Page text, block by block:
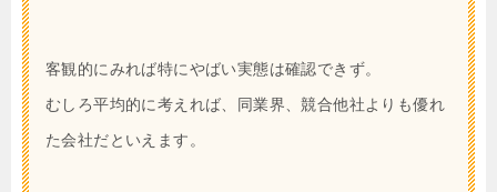
客観的にみれば特にやばい実態は確認できず。
むしろ平均的に考えれば、同業界、競合他社よりも優れ
た会社だといえます。